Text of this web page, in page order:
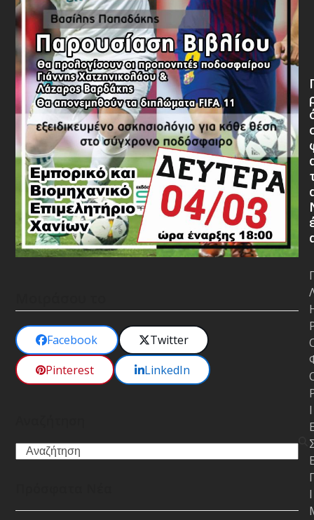
Facebook
Twitter
Pinterest
LinkedIn
Search
Ι
Ι